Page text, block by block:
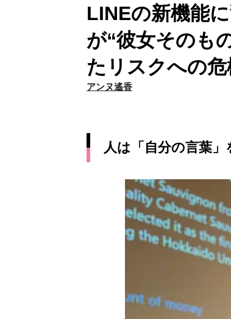
LINEの新機能
が“彼女そのも
たリスクへの危
アンヌ遙香
人は「自分の言葉